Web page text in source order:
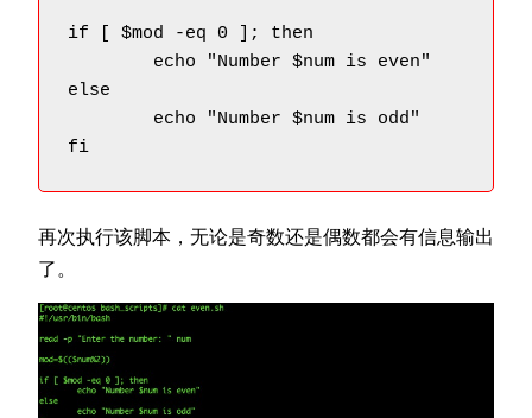
if [ $mod -eq 0 ]; then
else
fi
再次执行该脚本，无论是奇数还是偶数都会有信息输出
了。